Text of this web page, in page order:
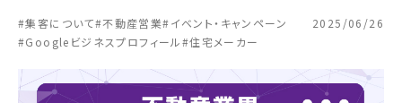
#集客について#不動産営業#イベント・キャンペーン
#Googleビジネスプロフィール#住宅メーカー
2025/06/26